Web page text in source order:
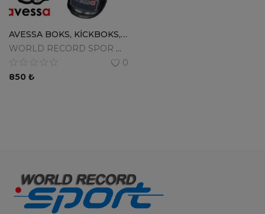
AVESSA BOKS, KİCKBOKS, MUAYTHAİ DÖVÜŞ Eldiveni FİGHTCLUB
WORLD RECORD SPOR MALZ.SAN.TİC.LTD.ŞTİ.
0
850 ₺